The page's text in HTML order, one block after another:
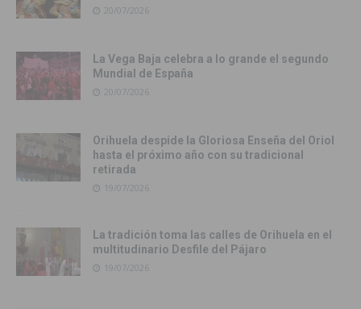
20/07/2026
La Vega Baja celebra a lo grande el segundo
Mundial de España
20/07/2026
Orihuela despide la Gloriosa Enseña del Oriol
hasta el próximo año con su tradicional
retirada
19/07/2026
La tradición toma las calles de Orihuela en el
multitudinario Desfile del Pájaro
19/07/2026